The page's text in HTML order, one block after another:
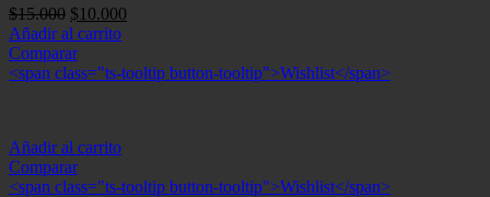
$15.000 El
precio
original
era:
$10.000
es:
Añadir al carrito
Comparar
<span class="ts-tooltip button-tooltip">Wishlist</span>
Añadir al carrito
Comparar
<span class="ts-tooltip button-tooltip">Wishlist</span>